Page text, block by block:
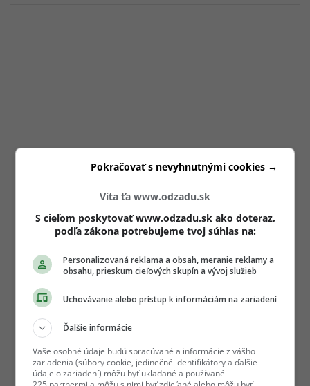
Víta ťa www.odzadu.sk
S cieľom poskytovať www.odzadu.sk ako doteraz,
podľa zákona potrebujeme tvoj súhlas na:
Personalizovaná reklama a obsah, meranie reklamy a
obsahu, prieskum cieľových skupín a vývoj služieb
Uchovávanie alebo prístup k informáciám na zariadení
Ďalšie informácie
Vaše osobné údaje budú spracúvané a informácie z vášho
zariadenia (súbory cookie, jedinečné identifikátory a ďalšie
údaje o zariadení) môžu byť ukladané a používané
Pokračovať s nevyhnutnými cookies →